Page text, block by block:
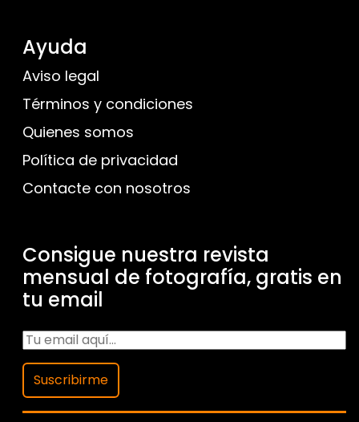
Ayuda
Aviso legal
Términos y condiciones
Quienes somos
Política de privacidad
Contacte con nosotros
Consigue nuestra revista
mensual de fotografía, gratis en
tu email
Suscribirme